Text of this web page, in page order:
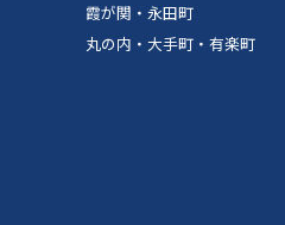
霞が関・永田町
丸の内・大手町・有楽町